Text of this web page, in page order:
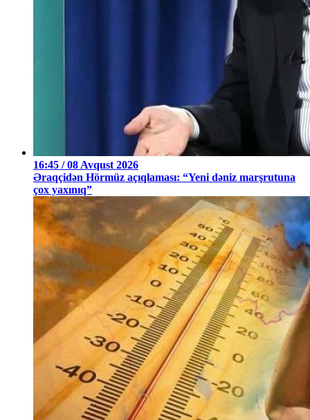
16:45 / 08 Avqust 2026
Əraqçidən Hörmüz açıqlaması: “Yeni dəniz marşrutuna
çox yaxınıq”